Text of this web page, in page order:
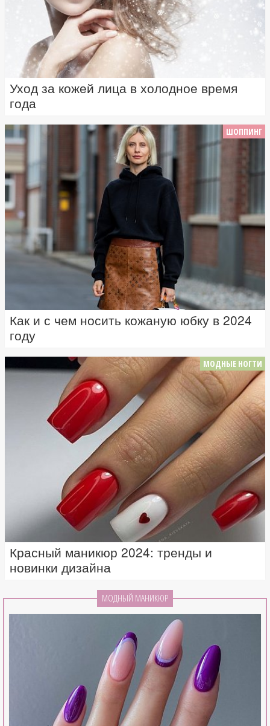
Уход за кожей лица в холодное время
года
ШОППИНГ
Как и с чем носить кожаную юбку в 2024
году
МОДНЫЕ НОГТИ
Красный маникюр 2024: тренды и
новинки дизайна
МОДНЫЙ МАНИКЮР